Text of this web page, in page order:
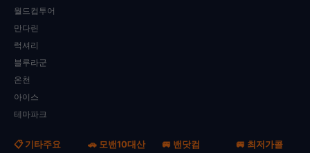
월드컵투어
만다린
럭셔리
블루라군
온천
아이스
테마파크
📋 기타주요 🚗 모밴10대산 🚐 밴닷컴 🚐 최저가콜